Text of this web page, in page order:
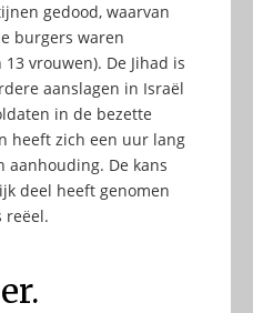
gedood, waarvan
burgers waren
vrouwen). De Jihad is
aanslagen in Israël
in de bezette
heeft zich een uur lang
aanhouding. De kans
deel heeft genomen
reëel.